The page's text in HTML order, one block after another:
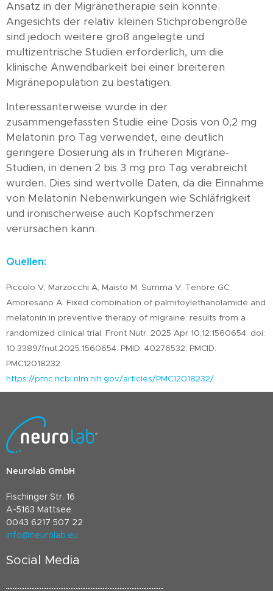
Ansatz in der Migränetherapie sein könnte.
Angesichts der relativ kleinen Stichprobengröße
sind jedoch weitere groß angelegte und
multizentrische Studien erforderlich, um die
klinische Anwendbarkeit bei einer breiteren
Migränepopulation zu bestätigen.
Interessanterweise wurde in der
zusammengefassten Studie eine Dosis von 0,2 mg
Melatonin pro Tag verwendet, eine deutlich
geringere Dosierung als in früheren Migräne-
Studien, in denen 2 bis 3 mg pro Tag verabreicht
wurden. Dies sind wertvolle Daten, da die Einnahme
von Melatonin Nebenwirkungen wie Schläfrigkeit
und ironischerweise auch Kopfschmerzen
verursachen kann.
Quellen:
Piccolo V, Marzocchi A, Maisto M, Summa V, Tenore GC,
Amoresano A. Fixed combination of palmitoylethanolamide and
melatonin in preventive therapy of migraine: results from a
randomized clinical trial. Front Nutr. 2025 Apr 10;12:1560654. doi:
10.3389/fnut.2025.1560654. PMID: 40276532; PMCID:
PMC12018232.
https://pmc.ncbi.nlm.nih.gov/articles/PMC12018232/
Neurolab GmbH
Fischinger Str. 16
A-5163 Mattsee
0043 6217 507 22
info@neurolab.eu
Social Media